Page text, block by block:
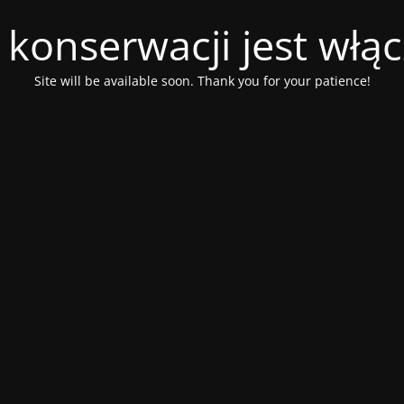
jest
Site will be available soon. Thank you for your patience!